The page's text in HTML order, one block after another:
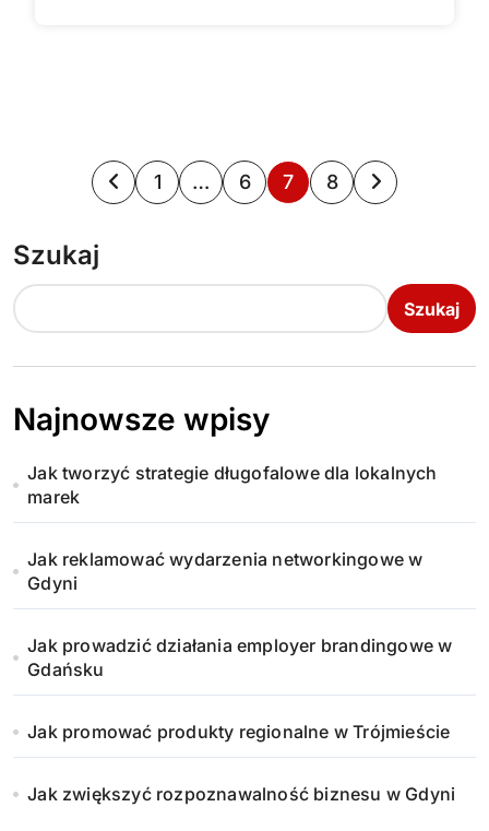
S
r
n
i
i
e
w
p
1 … 6 7 8
Szukaj
Szukaj
Najnowsze wpisy
Jak tworzyć strategie długofalowe dla lokalnych
marek
Jak reklamować wydarzenia networkingowe w
Gdyni
Jak prowadzić działania employer brandingowe w
Gdańsku
Jak promować produkty regionalne w Trójmieście
Jak zwiększyć rozpoznawalność biznesu w Gdyni